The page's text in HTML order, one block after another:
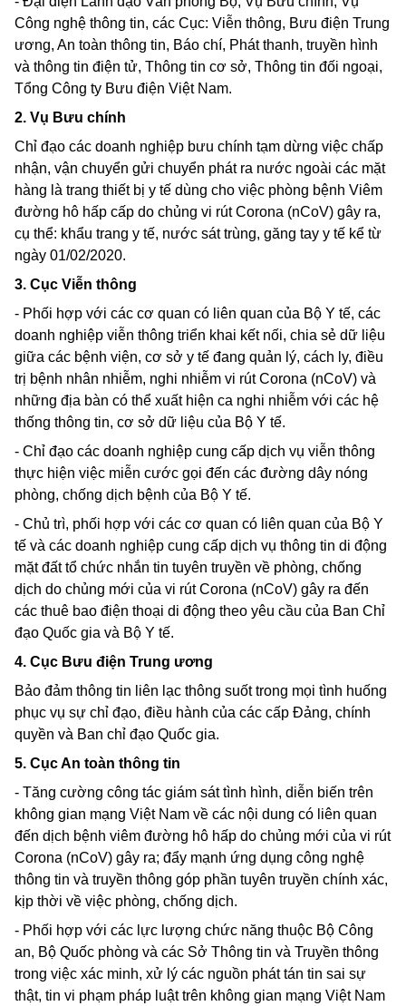
Công nghệ thông tin, các Cục: Viễn thông, Bưu điện Trung
ương, An toàn thông tin, Báo chí, Phát thanh, truyền hình
và thông tin điện tử, Thông tin cơ sở, Thông tin đối ngoại,
Tổng Công ty Bưu điện Việt Nam.
2. Vụ Bưu chính
Chỉ đạo các doanh nghiệp bưu chính tạm dừng việc chấp
nhận, vận chuyển gửi chuyển phát ra nước ngoài các mặt
hàng là trang thiết bị y tế dùng cho việc phòng bệnh Viêm
đường hô hấp cấp do chủng vi rútCorona (nCoV) gây ra,
cụ thể: khẩu trang y tế, nước sát trùng, găng tay y tế kể từ
ngày 01/02/2020.
3. Cục Viễn thông
- Phối hợp với các cơ quan có liên quan của Bộ Y tế, các
doanh nghiệp viễn thông triển khai kết nối, chia sẻ dữ liệu
giữa các bệnh viện, cơ sở y tế đang quản lý, cách ly, điều
trị bệnh nhân nhiễm, nghi nhiễm vi rútCorona (nCoV) và
những địa bàn có thể xuất hiện ca nghi nhiễm với các hệ
thống thông tin, cơ sở dữ liệu của Bộ Y tế.
- Chỉ đạo các doanh nghiệp cung cấp dịch vụ viễn thông
thực hiện việc miễn cước gọi đến các đường dây nóng
phòng, chống dịch bệnh của Bộ Y tế.
- Chủ trì, phối hợp với các cơ quan có liên quan của Bộ Y
tế và các doanh nghiệp cung cấp dịch vụ thông tin di động
mặt đất tổ chức nhắn tin tuyên truyền về phòng, chống
dịch do chủng mới của vi rútCorona (nCoV) gây ra đến
các thuê bao điện thoại di động theo yêu cầu của Ban Chỉ
đạo Quốc gia và Bộ Y tế.
4. Cục Bưu điện Trung ương
Bảo đảm thông tin liên lạc thông suốt trong mọi tình huống
phục vụ sự chỉ đạo, điều hành của các cấp Đảng, chính
quyền và Ban chỉ đạo Quốc gia.
5. Cục An toàn thông tin
- Tăng cường công tác giám sát tình hình, diễn biến trên
không gian mạng Việt Nam về các nội dung có liên quan
đến dịch bệnh viêm đường hô hấp do chủng mới của vi rút
Corona (nCoV) gây ra; đẩy mạnh ứng dụng công nghệ
thông tin và truyền thông góp phần tuyên truyền chính xác,
kịp thời về việc phòng, chống dịch.
- Phối hợp với các lực lượng chức năng thuộc Bộ Công
an, Bộ Quốc phòng và các Sở Thông tin và Truyền thông
trong việc xác minh, xử lý các nguồn phát tán tin sai sự
thật, tin vi phạm pháp luật trên không gian mạng Việt Nam